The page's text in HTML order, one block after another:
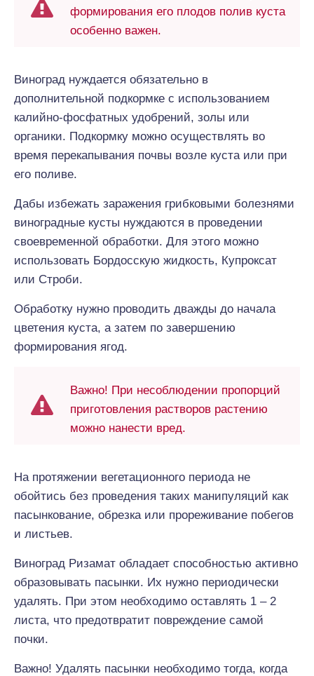
формирования его плодов полив куста
особенно важен.
Виноград нуждается обязательно в
дополнительной подкормке с использованием
калийно-фосфатных удобрений, золы или
органики. Подкормку можно осуществлять во
время перекапывания почвы возле куста или при
его поливе.
Дабы избежать заражения грибковыми болезнями
виноградные кусты нуждаются в проведении
своевременной обработки. Для этого можно
использовать Бордосскую жидкость, Купроксат
или Строби.
Обработку нужно проводить дважды до начала
цветения куста, а затем по завершению
формирования ягод.
Важно! При несоблюдении пропорций
приготовления растворов растению
можно нанести вред.
На протяжении вегетационного периода не
обойтись без проведения таких манипуляций как
пасынкование, обрезка или прореживание побегов
и листьев.
Виноград Ризамат обладает способностью активно
образовывать пасынки. Их нужно периодически
удалять. При этом необходимо оставлять 1 – 2
листа, что предотвратит повреждение самой
почки.
Важно! Удалять пасынки необходимо тогда, когда